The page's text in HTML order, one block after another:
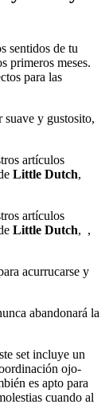
sentidos de tu
primeros meses.
para las
suave y gustosito,
artículos
Little Dutch,
artículos
Little Dutch, ,
acurrucarse y
abandonará la
set incluye un
ojo-
es apto para
cuando al